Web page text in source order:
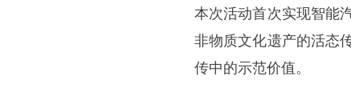
本次活动首次实现智能
非物质文化遗产的活态
传中的示范价值。